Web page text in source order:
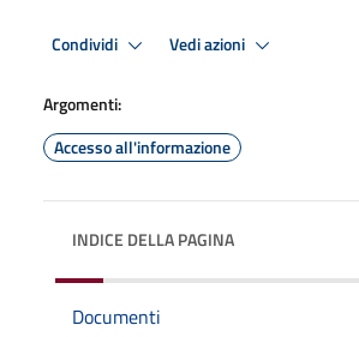
Condividi Vedi azioni
Argomenti:
Accesso all'informazione
INDICE DELLA PAGINA
Documenti